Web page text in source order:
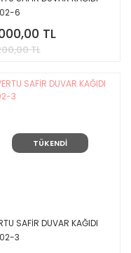
6
TL
TL
TÜKENDİ
SAFİR DUVAR KAĞIDI
3